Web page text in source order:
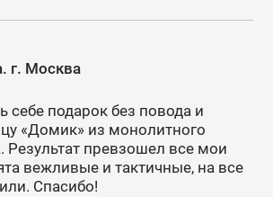
г. Москва
себе подарок без повода и
«Домик» из монолитного
Результат превзошел все мои
вежливые и тактичные, на все
Спасибо!